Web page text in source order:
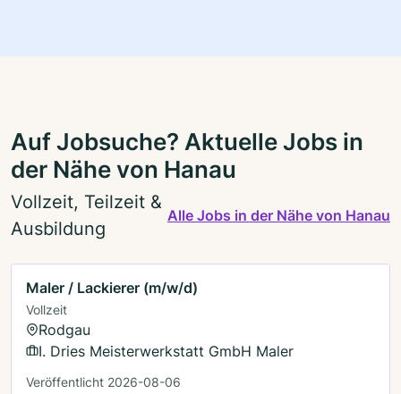
Auf Jobsuche? Aktuelle Jobs in
der Nähe von Hanau
Vollzeit, Teilzeit &
Ausbildung
Alle Jobs in der Nähe von Hanau
Maler / Lackierer (m/w/d)
Vollzeit
Rodgau
I. Dries Meisterwerkstatt GmbH Maler
Veröffentlicht 2026-08-06